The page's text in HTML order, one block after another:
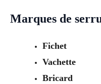
Marques de
Fichet
Vachette
Bricard